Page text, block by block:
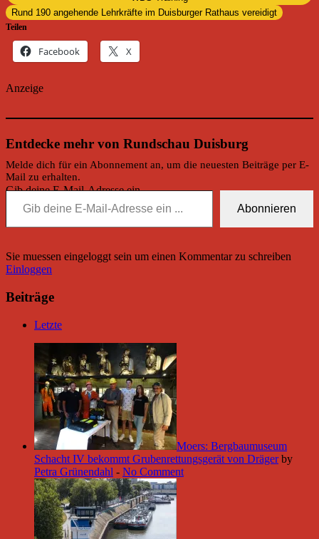
Rund 190 angehende Lehrkräfte im Duisburger Rathaus vereidigt
Teilen
Facebook X
Anzeige
Entdecke mehr von Rundschau Duisburg
Melde dich für ein Abonnement an, um die neuesten Beiträge per E-
Mail zu erhalten.
Gib deine E-Mail-Adresse ein ...
Abonnieren
Sie muessen eingeloggt sein um einen Kommentar zu schreiben
Einloggen
Beiträge
Letzte
Moers: Bergbaumuseum
Schacht IV bekommt Grubenrettungsgerät von Dräger by
Petra Grünendahl - No Comment